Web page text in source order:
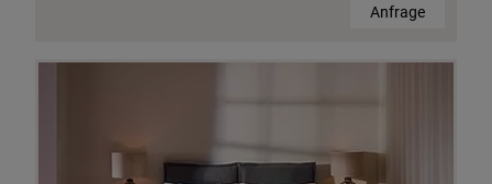
Anfrage